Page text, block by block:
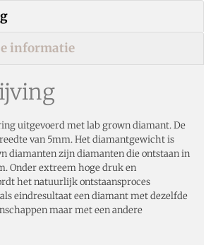
informatie
uitgevoerd met lab grown diamant. De
van 5mm. Het diamantgewicht is
diamanten zijn diamanten die ontstaan in
Onder extreem hoge druk en
het natuurlijk ontstaansproces
eindresultaat een diamant met dezelfde
maar met een andere